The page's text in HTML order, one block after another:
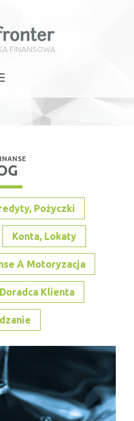
FINANSOWA
Pożyczki
Konta, Lokaty
A Motoryzacja
Doradca Klienta